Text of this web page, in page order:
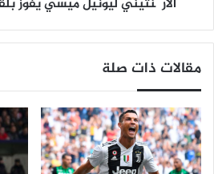
مقالات ذات صلة